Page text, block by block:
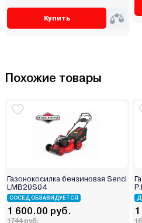
Купить
Похожие товары
Газонокосилка бензиновая Senci
LMB20S04
СОСЕД ОБЗАВИДУЕТСЯ
1 600.00 руб.
1744 руб.